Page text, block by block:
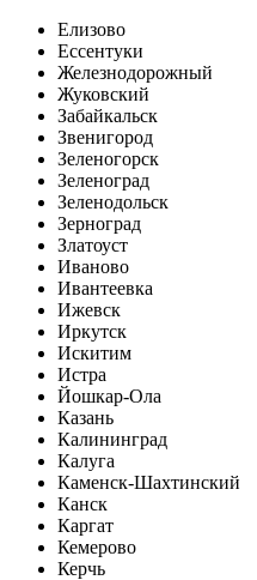
Елизово
Ессентуки
Железнодорожный
Жуковский
Забайкальск
Звенигород
Зеленогорск
Зеленоград
Зеленодольск
Зерноград
Златоуст
Иваново
Ивантеевка
Ижевск
Иркутск
Искитим
Истра
Йошкар-Ола
Казань
Калининград
Калуга
Каменск-Шахтинский
Канск
Каргат
Кемерово
Керчь